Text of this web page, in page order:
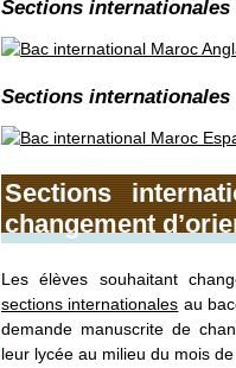
Sections
Sections
Sections
changement
Les élèves souhaitant
sections internationales au
demande manuscrite de
leur lycée au milieu du mois